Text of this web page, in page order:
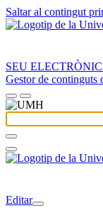
Saltar al contingut
SEU
Gestor de continguts
Editar